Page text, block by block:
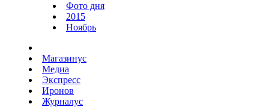
Фото дня
2015
Ноябрь
Магазинус
Медиа
Экспресс
Иронов
Журналус